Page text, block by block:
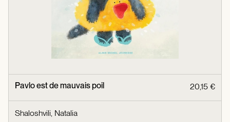
Pavlo est de mauvais poil 20,15 €
Shaloshvili, Natalia